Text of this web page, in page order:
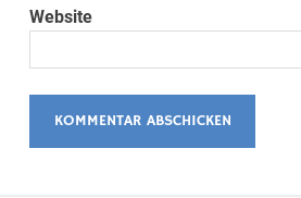
Website